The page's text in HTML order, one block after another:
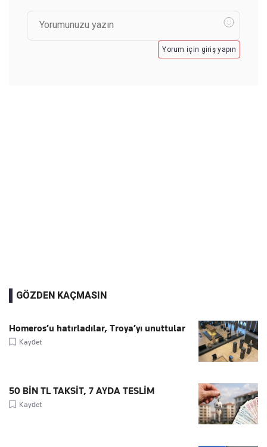
Yorum için giriş yapın
GÖZDEN KAÇMASIN
Homeros’u hatırladılar, Troya’yı unuttular
Kaydet
50 BİN TL TAKSİT, 7 AYDA TESLİM
Kaydet